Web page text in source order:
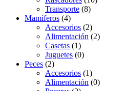
Transporte (8)
Mamíferos (4)
Accesorios (2)
Alimentación (2)
Casetas (1)
Juguetes (0)
Peces (2)
Accesorios (1)
Alimentación (0)